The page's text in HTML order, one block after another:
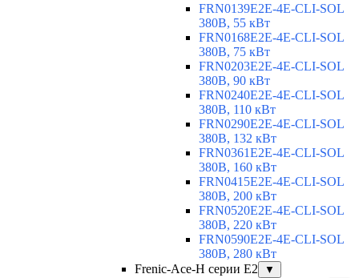
FRN0139E2E-4E-CLI-SOL
380В, 55 кВт
FRN0168E2E-4E-CLI-SOL
380В, 75 кВт
FRN0203E2E-4E-CLI-SOL
380В, 90 кВт
FRN0240E2E-4E-CLI-SOL
380В, 110 кВт
FRN0290E2E-4E-CLI-SOL
380В, 132 кВт
FRN0361E2E-4E-CLI-SOL
380В, 160 кВт
FRN0415E2E-4E-CLI-SOL
380В, 200 кВт
FRN0520E2E-4E-CLI-SOL
380В, 220 кВт
FRN0590E2E-4E-CLI-SOL
380В, 280 кВт
Frenic-Ace-H серии E2
▼